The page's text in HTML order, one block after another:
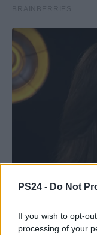
PS24 - Do Not
If you wish to opt-
processing of your